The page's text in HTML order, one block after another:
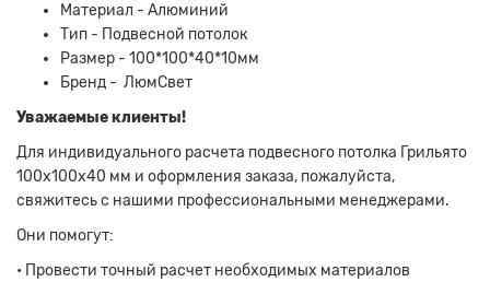
Материал - Алюминий
Тип - Подвесной потолок
Размер - 100*100*40*10мм
Бренд - ЛюмСвет
Уважаемые клиенты!
Для индивидуального расчета подвесного потолка Грильято
100x100x40 мм и оформления заказа, пожалуйста,
свяжитесь с нашими профессиональными менеджерами.
Они помогут:
• Провести точный расчет необходимых материалов